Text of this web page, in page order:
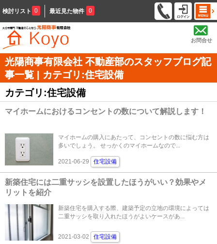
検討リスト 0 最近見た物件 0
お問合せ
光陽商事有限会社 不動産部のスタッフブログ記
事一覧 | カテゴリ:住宅設備
カテゴリ:住宅設備
マイホームにおけるコンセントの数について解説します！
マイホームの購入にあたって、コンセントの数に悩む方は
多いでしょう。 せっかくのマイホームなので...
2021-06-29 住宅設備
新築住宅には二重サッシを設置したほうがいい？効果やメ
リットを紹介
新築住宅を購入する際、建築予定の立地の環境によっては
二重サッシを取り入れたほうがよいケースがあ...
2021-03-02 住宅設備